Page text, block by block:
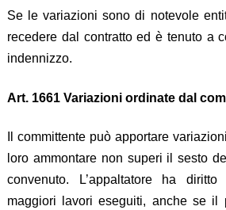
Se le variazioni sono di notevole
recedere dal contratto ed è tenuto a
indennizzo.
Art. 1661 Variazioni ordinate dal
Il committente può apportare
loro ammontare non superi il sesto
convenuto. L’appaltatore ha
maggiori lavori eseguiti, anche se il